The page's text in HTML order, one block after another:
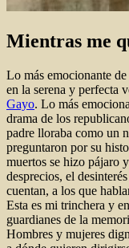
Mientras me
Lo más emocionante
en la serena y perfecta
Gayo. Lo más
drama de los
padre lloraba como un
preguntaron por su
muertos se hizo pájaro
desprecios, el
cuentan, a los que
Esta es mi trinchera y
guardianes de la
Hombres y mujeres